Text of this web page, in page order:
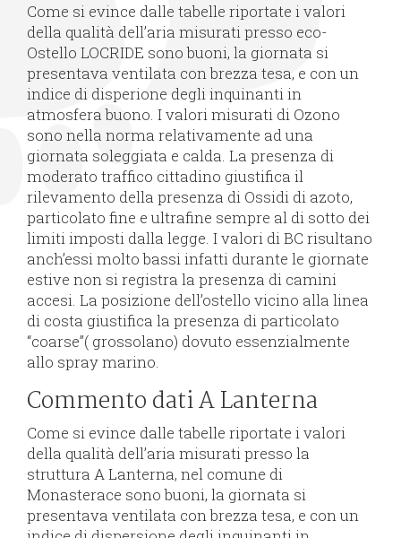
Come si evince dalle tabelle riportate i valori
della qualità dell’aria misurati presso eco-
Ostello LOCRIDE sono buoni, la giornata si
presentava ventilata con brezza tesa, e con un
indice di disperione degli inquinanti in
atmosfera buono. I valori misurati di Ozono
sono nella norma relativamente ad una
giornata soleggiata e calda. La presenza di
moderato traffico cittadino giustifica il
rilevamento della presenza di Ossidi di azoto,
particolato fine e ultrafine sempre al di sotto dei
limiti imposti dalla legge. I valori di BC risultano
anch’essi molto bassi infatti durante le giornate
estive non si registra la presenza di camini
accesi. La posizione dell’ostello vicino alla linea
di costa giustifica la presenza di particolato
“coarse”( grossolano) dovuto essenzialmente
allo spray marino.
Commento dati A Lanterna
Come si evince dalle tabelle riportate i valori
della qualità dell’aria misurati presso la
struttura A Lanterna, nel comune di
Monasterace sono buoni, la giornata si
presentava ventilata con brezza tesa, e con un